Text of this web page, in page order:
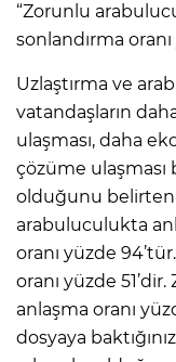
“Zorunlu
sonlandırma
Uzlaştırma ve
vatandaşların
ulaşması, daha
çözüme ulaşması
olduğunu belirten
arabuluculukta
oranı yüzde
oranı yüzde
anlaşma oranı
dosyaya